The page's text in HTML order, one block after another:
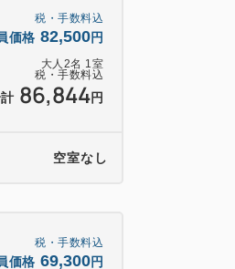
またはタワー館
税・手数料込
価格 82,500円
大人 2名 1室
税・手数料込
86,844円
空室なし
税・手数料込
価格 69,300円